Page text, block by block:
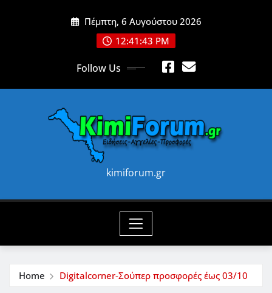
Πέμπτη, 6 Αυγούστου 2026
12:41:45 PM
Follow Us
kimiforum.gr
Home Digitalcorner-Σούπερ προσφορές έως 03/10